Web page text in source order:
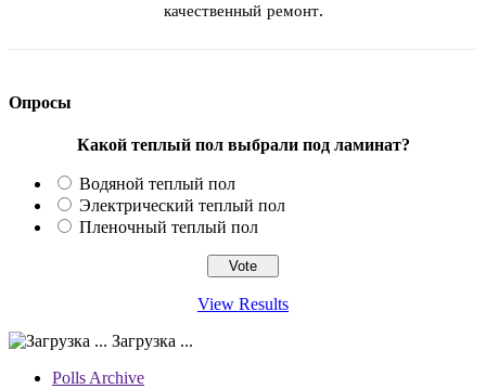
качественный ремонт.
Опросы
Какой теплый пол выбрали под ламинат?
Водяной теплый пол
Электрический теплый пол
Пленочный теплый пол
View Results
Загрузка ...
Polls Archive